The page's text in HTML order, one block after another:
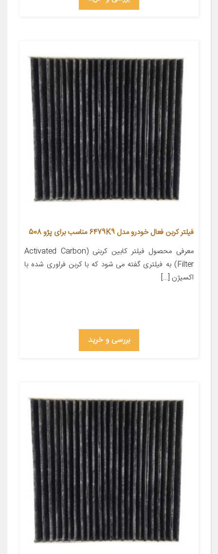
فیلتر کربن فعال خودرو مدل 6479K9 مناسب برای پژو 508
معرفی محصول فیلتر کابین کربنی (Activated Carbon
Filter) به فیلتری گفته می شود که با کربن فراوری شده با
اکسیژن […]
بررسی و خرید